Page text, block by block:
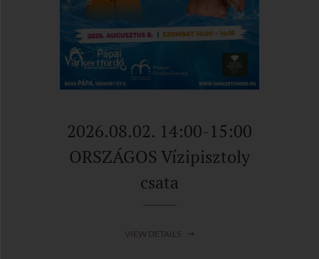
2026.08.02. 14:00-15:00
ORSZÁGOS Vízipisztoly
csata
VIEW DETAILS